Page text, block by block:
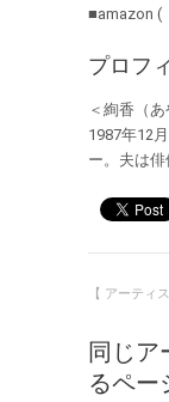
プロフ
＜絢香（あ
1987年12
ー。夫は俳
【 アーティ
同じア
るペー